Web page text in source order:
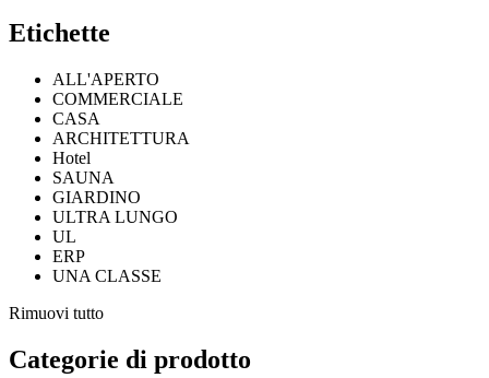
Etichette
ALL'APERTO
COMMERCIALE
CASA
ARCHITETTURA
Hotel
SAUNA
GIARDINO
ULTRA LUNGO
UL
ERP
UNA CLASSE
Rimuovi tutto
Categorie di prodotto